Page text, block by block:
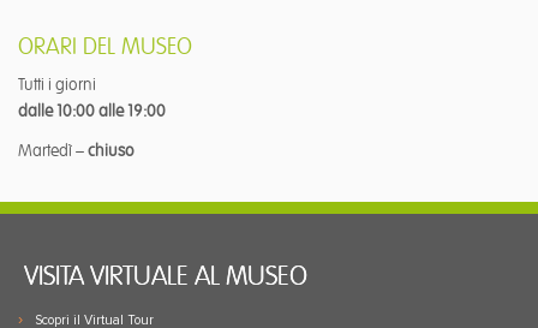
ORARI DEL MUSEO
Tutti i giorni
dalle 10:00 alle 19:00
Martedì –chiuso
VISITA VIRTUALE AL MUSEO
Scopri il Virtual Tour